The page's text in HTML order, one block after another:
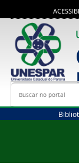
Busca